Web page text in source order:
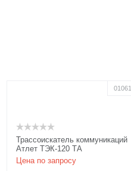
01061
Трассоискатель коммуникаций
Атлет ТЭК-120 ТА
Цена по запросу